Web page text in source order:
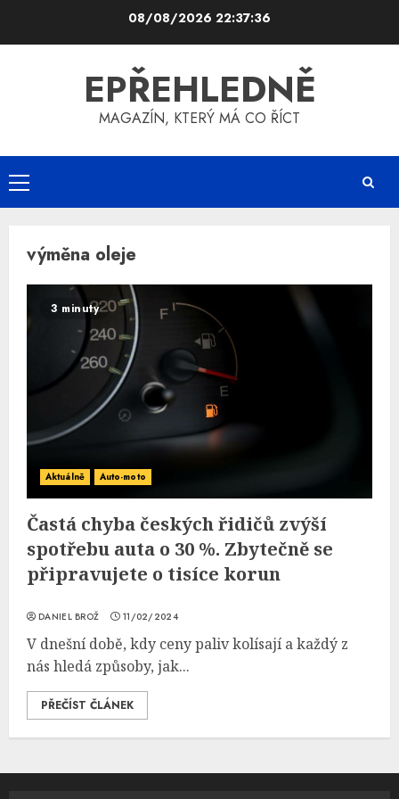
08/08/202622:37:37
EPŘEHLEDNĚ
MAGAZÍN, KTERÝ MÁ CO ŘÍCT
Primary
Menu
výměna oleje
3 minuty
Aktuálně Auto-moto
Častá chyba českých řidičů zvýší
spotřebu auta o 30 %. Zbytečně se
připravujete o tisíce korun
DANIEL BROŽ 11/02/2024
V dnešní době, kdy ceny paliv kolísají a každý z
nás hledá způsoby, jak...
PŘEČÍST ČLÁNEK